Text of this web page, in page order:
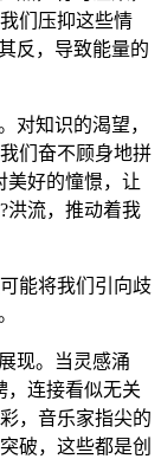
们压抑这些情
反，导致能量的
对知识的渴望，
们奋不顾身地拼
美好的憧憬，让
洪流，推动着我
能将我们引向歧
现。当灵感涌
，连接看似无关
，音乐家指尖的
破，这些都是创